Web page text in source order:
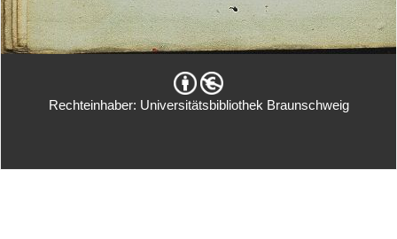
Rechteinhaber: Universitätsbibliothek Braunschweig